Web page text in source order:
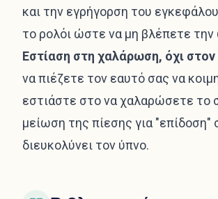
και την εγρήγορση του
το ρολόι ώστε να μη βλέπετε
Εστίαση στη χαλάρωση, όχι
να πιέζετε τον εαυτό σας να
εστιάστε στο να χαλαρώσετε το
μείωση της πίεσης για "επίδοση"
διευκολύνει τον ύπνο.